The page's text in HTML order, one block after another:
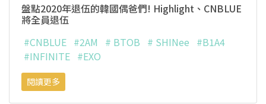
盤點2020年退伍的韓國偶爸們! Highlight、CNBLUE
將全員退伍
#CNBLUE #2AM # BTOB # SHINee #B1A4
#INFINITE #EXO
閱讀更多